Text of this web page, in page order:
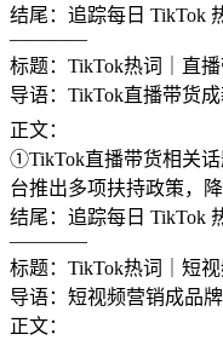
结尾：追踪每日 TikTok
————
标题：TikTok热词｜直播
导语：TikTok直播带货
正文：
①TikTok直播带货相关话
台推出多项扶持政策，
结尾：追踪每日 TikTok
————
标题：TikTok热词｜短
导语：短视频营销成品
正文：